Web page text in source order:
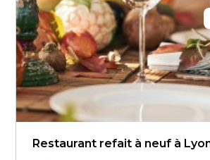
Restaurant refait à neuf à